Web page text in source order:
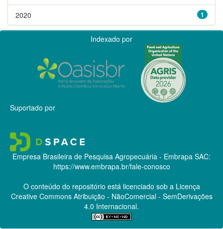
1
2020
Indexado por
Suportado por
Empresa Brasileira de Pesquisa Agropecuária - Embrapa SAC:
https://www.embrapa.br/fale-conosco
O conteúdo do repositório está licenciado sob a Licença
Creative CommonsAtribuição - NãoComercial - SemDerivações
4.0 Internacional.